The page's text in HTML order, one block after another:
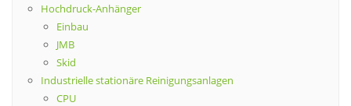
Hochdruck-Anhänger
Einbau
JMB
Skid
Industrielle stationäre Reinigungsanlagen
CPU